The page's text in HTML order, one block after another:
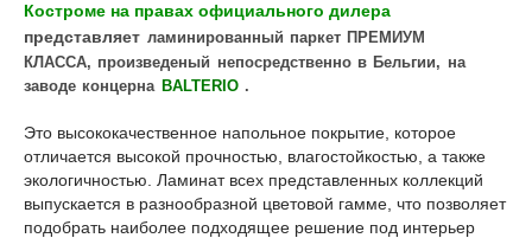
Костроме на правах официального дилера
представляет ламинированный паркет ПРЕМИУМ
КЛАССА, произведеный непосредственно в Бельгии, на
заводе концерна BALTERIO.
Это высококачественное напольное покрытие, которое
отличается высокой прочностью, влагостойкостью, а также
экологичностью. Ламинат всех представленных коллекций
выпускается в разнообразной цветовой гамме, что позволяет
подобрать наиболее подходящее решение под интерьер